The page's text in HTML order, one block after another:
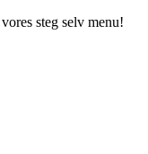
steg selv menu!